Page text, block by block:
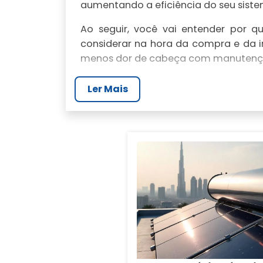
aumentando a eficiência do seu
Ao seguir, você vai entender por
considerar na hora da compra e da
menos dor de cabeça com
VISÃO GERAL DO
Núcleo térmico:
O reservatório térmico para
demanda, minimizando perdas. Em
bombas e válvulas, aumenta
termico solar passivo ou sistemas
Na prática, você escolhe entre
Ler Mais